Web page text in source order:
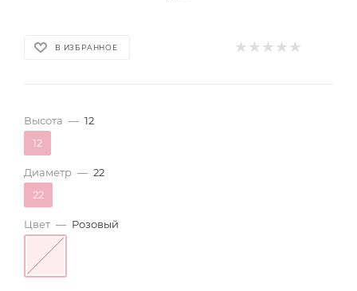
В ИЗБРАННОЕ
Высота — 12
12
Диаметр — 22
22
Цвет — Розовый